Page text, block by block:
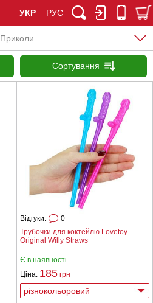
УКР РУС
Приколи
Сортування
Трубочки для коктейлю Lovetoy
Original Willy Straws
Відгуки: 0
Є в наявності
Ціна: 185 грн